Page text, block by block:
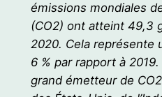
émissions mondiales
(CO2) ont atteint 49,3
2020. Cela représente
6 % par rapport à
grand émetteur de